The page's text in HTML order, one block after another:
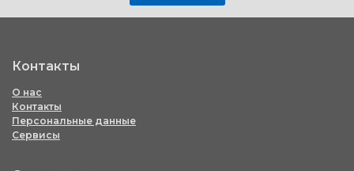
Контакты
О нас
Контакты
Персональные данные
Сервисы